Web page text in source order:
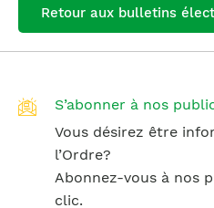
Retour aux bulletins
S’abonner à nos
Vous désirez être
l’Ordre?
Abonnez-vous à nos
clic.